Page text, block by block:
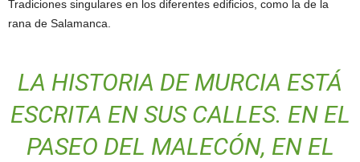
Tradiciones singulares en los diferentes edificios, como la de la
rana de Salamanca.
LA HISTORIA DE MURCIA ESTÁ
ESCRITA EN SUS CALLES. EN EL
PASEO DEL MALECÓN, EN EL